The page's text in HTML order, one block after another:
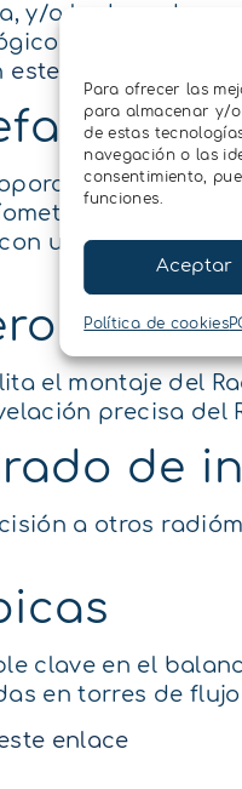
Para ofrecer las
para almacenar y/
de estas
navegación o las
consentimiento,
funciones.
Aceptar
Política de cookies
y/o la de cada
del
este enlace
Neto se
un panel solar
el montaje del
precisa del
de
a otros
clave en el
en torres de
enlace